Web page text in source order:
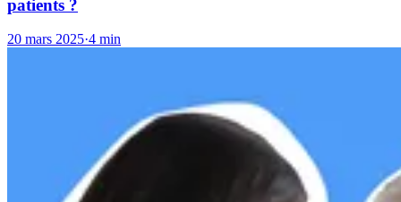
patients ?
20 mars 2025·4 min